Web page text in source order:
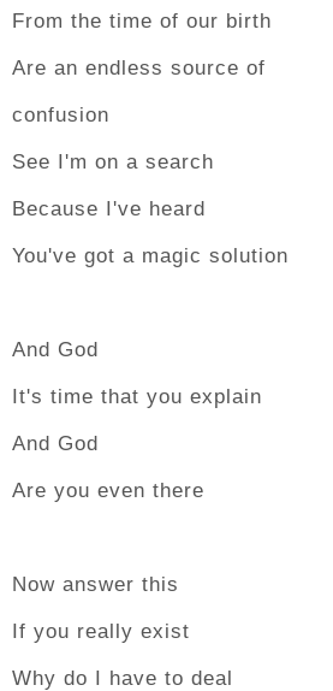
From the time of our birth
Are an endless source of
confusion
See I'm on a search
Because I've heard
You've got a magic solution
And God
It's time that you explain
And God
Are you even there
Now answer this
If you really exist
Why do I have to deal